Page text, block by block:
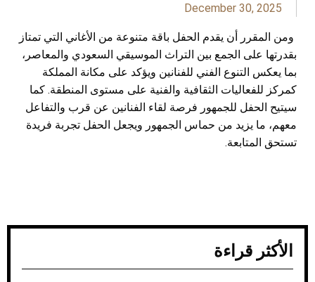
December 30, 2025
ومن المقرر أن يقدم الحفل باقة متنوعة من الأغاني التي تمتاز
بقدرتها على الجمع بين التراث الموسيقي السعودي والمعاصر،
بما يعكس التنوع الفني للفنانين ويؤكد على مكانة المملكة
كمركز للفعاليات الثقافية والفنية على مستوى المنطقة. كما
سيتيح الحفل للجمهور فرصة لقاء الفنانين عن قرب والتفاعل
معهم، ما يزيد من حماس الجمهور ويجعل الحفل تجربة فريدة
تستحق المتابعة.
الأكثر قراءة